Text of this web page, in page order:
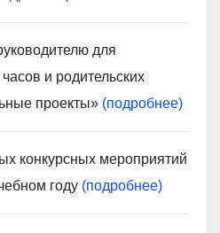
для
и родительских
проекты» (подробнее)
конкурсных мероприятий
году (подробнее)